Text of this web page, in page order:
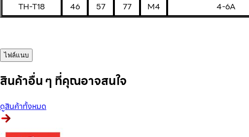
TH-T18
46 57 77 M4 4-6A
ไฟล์แนบ
สินค้าอื่น ๆ ที่คุณอาจสนใจ
ดูสินค้าทั้งหมด